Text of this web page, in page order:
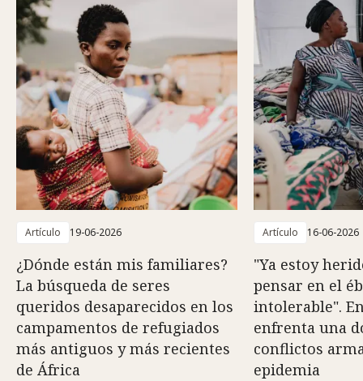
Artículo 19-06-2026
¿Dónde están mis familiares?
La búsqueda de seres
queridos desaparecidos en los
campamentos de refugiados
más antiguos y más recientes
de África
Artículo 16-06-2026
"Ya estoy
pensar en el
intolerable".
enfrenta una
conflictos
epidemia